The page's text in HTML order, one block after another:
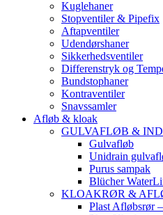
Kuglehaner
Stopventiler & Pipefix
Aftapventiler
Udendørshaner
Sikkerhedsventiler
Differenstryk og
Bundstophaner
Kontraventiler
Snavssamler
Afløb & kloak
GULVAFLØB &
Gulvafløb
Unidrain
Purus sampak
Blücher
KLOAKRØR &
Plast Afløbsrør